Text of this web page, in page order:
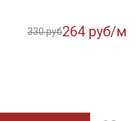
330 руб264 руб/м